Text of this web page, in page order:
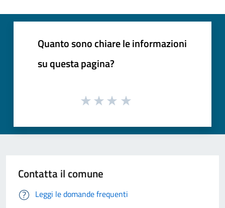
Quanto sono chiare le informazioni
su questa pagina?
Contatta il comune
Leggi le domande frequenti